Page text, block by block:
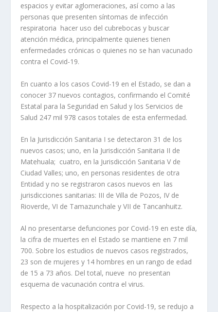
espacios y evitar aglomeraciones, así como a las
personas que presenten síntomas de infección
respiratoria hacer uso del cubrebocas y buscar
atención médica, principalmente quienes tienen
enfermedades crónicas o quienes no se han vacunado
contra el Covid-19.
En cuanto a los casos Covid-19 en el Estado, se dan a
conocer 37 nuevos contagios, confirmando el Comité
Estatal para la Seguridad en Salud y los Servicios de
Salud 247 mil 978 casos totales de esta enfermedad.
En la Jurisdicción Sanitaria I se detectaron 31 de los
nuevos casos; uno, en la Jurisdicción Sanitaria II de
Matehuala; cuatro, en la Jurisdicción Sanitaria V de
Ciudad Valles; uno, en personas residentes de otra
Entidad y no se registraron casos nuevos en las
jurisdicciones sanitarias: III de Villa de Pozos, IV de
Rioverde, VI de Tamazunchale y VII de Tancanhuitz.
Al no presentarse defunciones por Covid-19 en este día,
la cifra de muertes en el Estado se mantiene en 7 mil
700. Sobre los estudios de nuevos casos registrados,
23 son de mujeres y 14 hombres en un rango de edad
de 15 a 73 años. Del total, nueve no presentan
esquema de vacunación contra el virus.
Respecto a la hospitalización por Covid-19, se redujo a